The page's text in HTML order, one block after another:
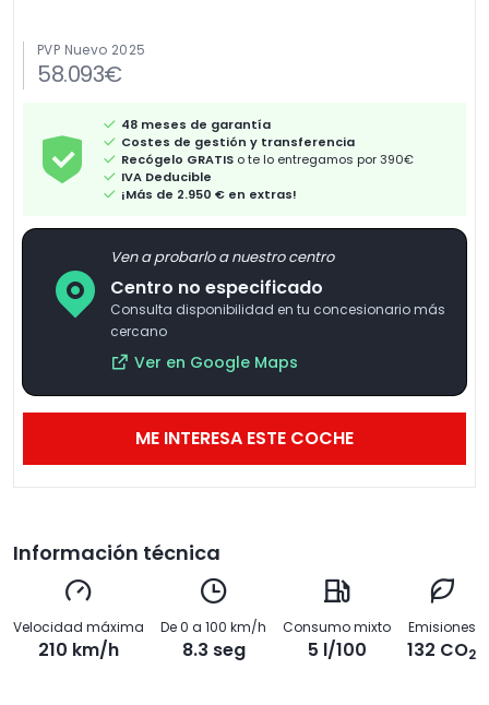
PVP Nuevo 2025
58.093€
48 meses de garantía
Costes de gestión y transferencia
Recógelo GRATIS o te lo entregamos por 390€
IVA Deducible
¡Más de 2.950 € en extras!
Ven a probarlo a nuestro centro
Centro no especificado
Consulta disponibilidad en tu concesionario más
cercano
Ver en Google Maps
ME INTERESA ESTE COCHE
Información técnica
Velocidad máxima
210 km/h
De 0 a 100 km/h
8.3 seg
Consumo mixto
5 l/100
Emisiones
132 CO2